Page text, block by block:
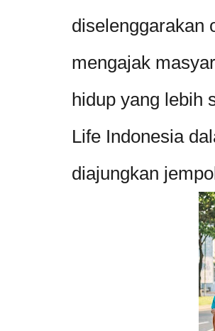
diselenggarakan
mengajak
hidup yang lebih
Life Indonesia
diajungkan